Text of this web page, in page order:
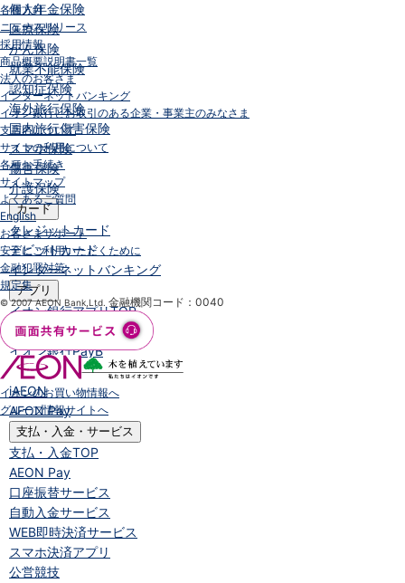
個人年金保険
医療保険
がん保険
就業不能保険
認知症保険
海外旅行保険
国内旅行傷害保険
スマホ保険
傷害保険
介護保険
カード
クレジットカード
デビットカード
インターネットバンキング
アプリ
イオン銀行アプリTOP
通帳アプリ
イオン銀行PayB
イオングループアプリ
iAEON
AEON Pay
支払・入金・サービス
支払・入金TOP
AEON Pay
口座振替サービス
自動入金サービス
WEB即時決済サービス
スマホ決済アプリ
公営競技
各種方針
ニュースリリース
採用情報
商品概要説明書一覧
法人のお客さま
インターネットバンキング
イオン銀行とお取引のある企業・事業主のみなさま
支店名について
サイトの利用について
各種お手続き
サイトマップ
よくあるご質問
English
お客さまサポート
安全にご利用いただくために
金融犯罪対策
規定集
© 2007 AEON Bank,Ltd. 金融機関コード：0040
イオンのお買い物情報へ
グループ情報サイトへ